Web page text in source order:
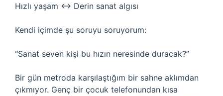
Hızlı yaşam ↔ Derin sanat algısı
Kendi içimde şu soruyu soruyorum:
“Sanat seven kişi bu hızın neresinde duracak?”
Bir gün metroda karşılaştığım bir sahne aklımdan
çıkmıyor. Genç bir çocuk telefonundan kısa